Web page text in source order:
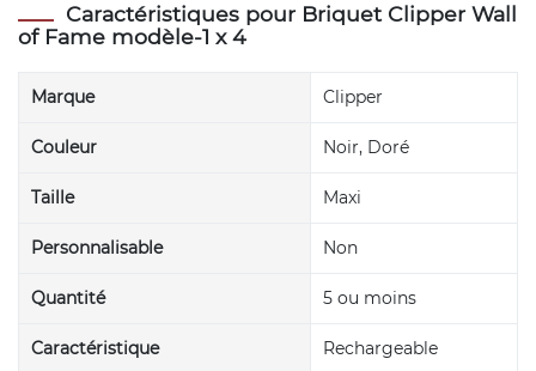
Caractéristiques pour Briquet Clipper Wall
of Fame modèle-1 x 4
Marque Clipper
Couleur Noir, Doré
Taille Maxi
Personnalisable Non
Quantité 5 ou moins
Caractéristique Rechargeable